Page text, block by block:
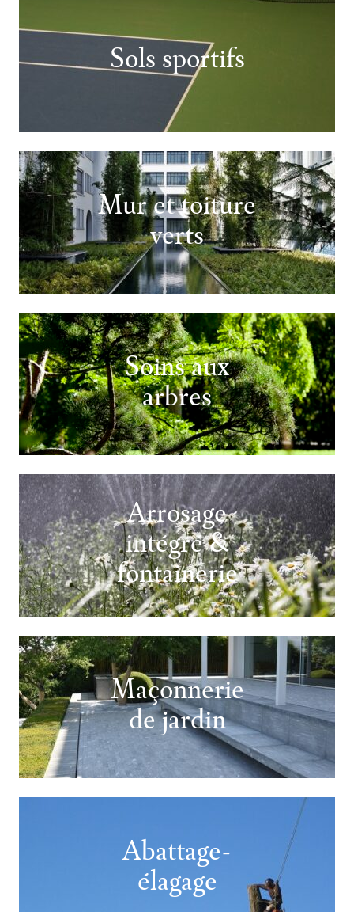
Sols sportifs
Mur et toiture
verts
Soins aux
arbres
Arrosage
intégré &
fontainerie
Maçonnerie
de jardin
Abattage-
élagage